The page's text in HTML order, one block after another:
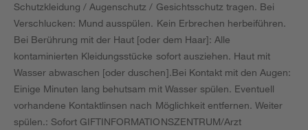
Schutzkleidung / Augenschutz / Gesichtsschutz tragen. Bei
Verschlucken: Mund ausspülen. Kein Erbrechen herbeiführen.
Bei Berührung mit der Haut [oder dem Haar]: Alle
kontaminierten Kleidungsstücke sofort ausziehen. Haut mit
Wasser abwaschen [oder duschen].Bei Kontakt mit den Augen:
Einige Minuten lang behutsam mit Wasser spülen. Eventuell
vorhandene Kontaktlinsen nach Möglichkeit entfernen. Weiter
spülen.: Sofort GIFTINFORMATIONSZENTRUM/Arzt